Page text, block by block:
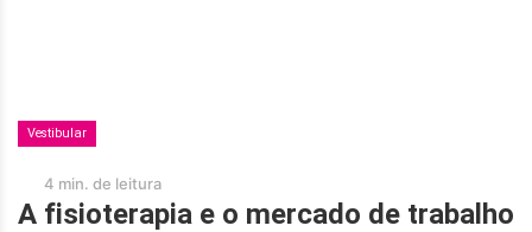
Vestibular
4 min. de leitura
A fisioterapia e o mercado de trabalho